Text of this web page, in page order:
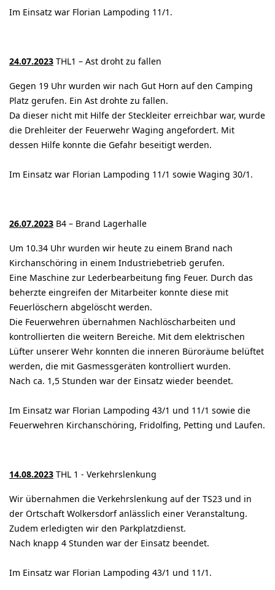
Im Einsatz war Florian Lampoding 11/1.
24.07.2023 THL1 – Ast droht zu fallen
Gegen 19 Uhr wurden wir nach Gut Horn auf den Camping
Platz gerufen. Ein Ast drohte zu fallen.
Da dieser nicht mit Hilfe der Steckleiter erreichbar war, wurde
die Drehleiter der Feuerwehr Waging angefordert. Mit
dessen Hilfe konnte die Gefahr beseitigt werden.
Im Einsatz war Florian Lampoding 11/1 sowie Waging 30/1.
26.07.2023 B4 – Brand Lagerhalle
Um 10.34 Uhr wurden wir heute zu einem Brand nach
Kirchanschöring in einem Industriebetrieb gerufen.
Eine Maschine zur Lederbearbeitung fing Feuer. Durch das
beherzte eingreifen der Mitarbeiter konnte diese mit
Feuerlöschern abgelöscht werden.
Die Feuerwehren übernahmen Nachlöscharbeiten und
kontrollierten die weitern Bereiche. Mit dem elektrischen
Lüfter unserer Wehr konnten die inneren Büroräume belüftet
werden, die mit Gasmessgeräten kontrolliert wurden.
Nach ca. 1,5 Stunden war der Einsatz wieder beendet.
Im Einsatz war Florian Lampoding 43/1 und 11/1 sowie die
Feuerwehren Kirchanschöring, Fridolfing, Petting und Laufen.
14.08.2023 THL 1 - Verkehrslenkung
Wir übernahmen die Verkehrslenkung auf der TS23 und in
der Ortschaft Wolkersdorf anlässlich einer Veranstaltung.
Zudem erledigten wir den Parkplatzdienst.
Nach knapp 4 Stunden war der Einsatz beendet.
Im Einsatz war Florian Lampoding 43/1 und 11/1.